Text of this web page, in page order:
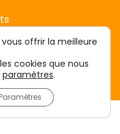
offrir la meilleure
cookies que nous
paramètres.
Paramètres